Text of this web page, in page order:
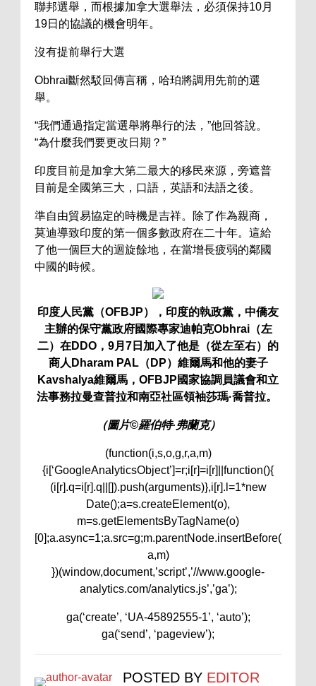
聯邦選舉，而根據加拿大選舉法，必須保持10月
19日的協議的機會明年。
沒有提前舉行大選
Obhrai斷然駁回傳言稱，哈珀將調用先前的選
舉。
“我們通過指定當選舉將舉行的法，”他回答說。
“為什麼我們要更改日期？”
印度目前是加拿大第二最大的移民來源，旁遮普
目前是全國第三大，口語，英語和法語之後。
準自由貿易協定的時機是吉祥。除了作為親商，
莫迪導致印度的第一個多數政府在二十年。這給
了他一個巨大的迴旋餘地，在當增長疲弱的鄰國
中國的時候。
印度人民黨（OFBJP），印度的執政黨，中僑友
主辦的保守黨政府國際專家迪帕克Obhrai（左
二）在DDO，9月7日加入了他是（從左至右）的
商人Dharam PAL（DP）維爾馬和他的妻子
Kavshalya維爾馬，OFBJP國家協調員議會和立
法事務拉曼查普拉和南亞社區領袖莎瑪·喬普拉。
（圖片©羅伯特·弗蘭克）
(function(i,s,o,g,r,a,m)
{i[‘GoogleAnalyticsObject’]=r;i[r]=i[r]||function(){
(i[r].q=i[r].q||[]).push(arguments)},i[r].l=1*new
Date();a=s.createElement(o),
m=s.getElementsByTagName(o)
[0];a.async=1;a.src=g;m.parentNode.insertBefore(
a,m)
})(window,document,’script’,’//www.google-
analytics.com/analytics.js’,’ga’);
ga(‘create’, ‘UA-45892555-1’, ‘auto’);
ga(‘send’, ‘pageview’);
POSTED BY EDITOR